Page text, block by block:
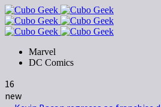
Marvel
DC Comics
16
new